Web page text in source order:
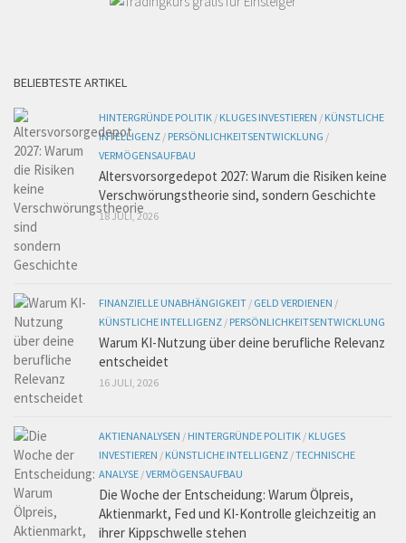
BELIEBTESTE ARTIKEL
HINTERGRÜNDE POLITIK / KLUGES INVESTIEREN / KÜNSTLICHE
INTELLIGENZ / PERSÖNLICHKEITSENTWICKLUNG /
VERMÖGENSAUFBAU
Altersvorsorgedepot 2027: Warum die Risiken keine
Verschwörungstheorie sind, sondern Geschichte
18 JULI, 2026
FINANZIELLE UNABHÄNGIGKEIT / GELD VERDIENEN /
KÜNSTLICHE INTELLIGENZ / PERSÖNLICHKEITSENTWICKLUNG
Warum KI-Nutzung über deine berufliche Relevanz
entscheidet
16 JULI, 2026
AKTIENANALYSEN / HINTERGRÜNDE POLITIK / KLUGES
INVESTIEREN / KÜNSTLICHE INTELLIGENZ /TECHNISCHE
ANALYSE /VERMÖGENSAUFBAU
Die Woche der Entscheidung: Warum Ölpreis,
Aktienmarkt, Fed und KI-Kontrolle gleichzeitig an
ihrer Kippschwelle stehen